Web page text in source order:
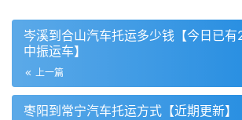
岑溪到合山汽车托运多少钱【今日已有
中振运车】
上一篇
枣阳到常宁汽车托运方式【近期更新】